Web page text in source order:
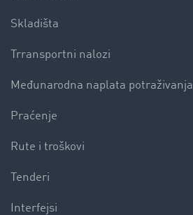
Skladišta
Trransportni nalozi
Međunarodna naplata potraživanja
Praćenje
Rute i troškovi
Tenderi
Interfejsi